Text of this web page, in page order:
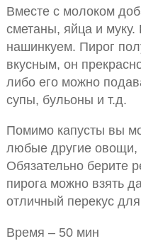
Вместе с молоком
сметаны, яйца и муку.
нашинкуем. Пирог
вкусным, он
либо его можно
супы, бульоны и т.д.
Помимо капусты вы
любые другие овощи,
Обязательно берите
пирога можно взять
отличный перекус
Время – 50 мин